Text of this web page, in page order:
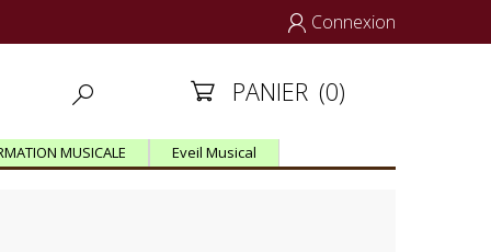
 Connexion
  PANIER (0)
MUSICALE Eveil Musical